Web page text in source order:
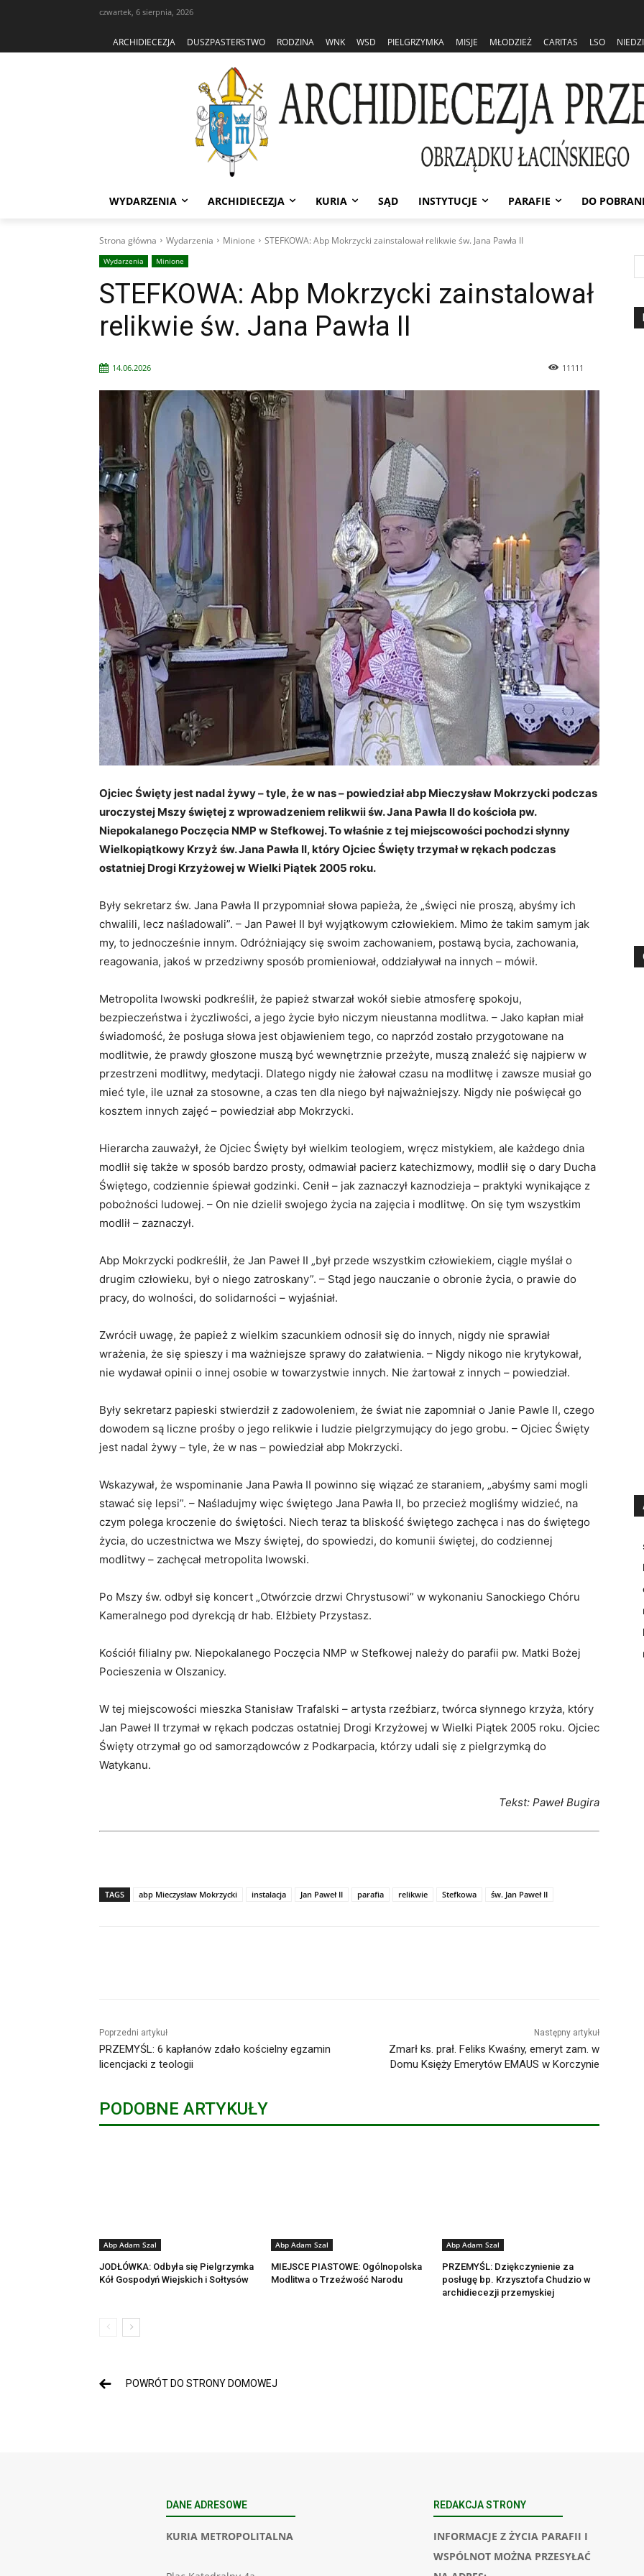
czwartek, 6 sierpnia, 2026
ARCHIDIECEZJA DUSZPASTERSTWO RODZINA WNK WSD PIELGRZYMKA MISJE MŁODZIEŻ CARITAS LSO
WYDARZENIA ARCHIDIECEZJA KURIA SĄD INSTYTUCJE PARAFIE DO
Strona główna Wydarzenia Minione STEFKOWA: Abp Mokrzycki zainstalował relikwie św. Jana Pawła II
Wydarzenia Minione
STEFKOWA: Abp Mokrzycki zainstalował
relikwie św. Jana Pawła II
14.06.2026 11111
Ojciec Święty jest nadal żywy – tyle, że w nas – powiedział abp Mieczysław Mokrzycki podczas
uroczystej Mszy świętej z wprowadzeniem relikwii św. Jana Pawła II do kościoła pw.
Niepokalanego Poczęcia NMP w Stefkowej. To właśnie z tej miejscowości pochodzi słynny
Wielkopiątkowy Krzyż św. Jana Pawła II, który Ojciec Święty trzymał w rękach podczas
ostatniej Drogi Krzyżowej w Wielki Piątek 2005 roku.
Były sekretarz św. Jana Pawła II przypomniał słowa papieża, że „święci nie proszą, abyśmy ich
chwalili, lecz naśladowali”. – Jan Paweł II był wyjątkowym człowiekiem. Mimo że takim samym jak
my, to jednocześnie innym. Odróżniający się swoim zachowaniem, postawą bycia, zachowania,
reagowania, jakoś w przedziwny sposób promieniował, oddziaływał na innych – mówił.
Metropolita lwowski podkreślił, że papież stwarzał wokół siebie atmosferę spokoju,
bezpieczeństwa i życzliwości, a jego życie było niczym nieustanna modlitwa. – Jako kapłan miał
świadomość, że posługa słowa jest objawieniem tego, co naprzód zostało przygotowane na
modlitwie, że prawdy głoszone muszą być wewnętrznie przeżyte, muszą znaleźć się najpierw w
przestrzeni modlitwy, medytacji. Dlatego nigdy nie żałował czasu na modlitwę i zawsze musiał go
mieć tyle, ile uznał za stosowne, a czas ten dla niego był najważniejszy. Nigdy nie poświęcał go
kosztem innych zajęć – powiedział abp Mokrzycki.
Hierarcha zauważył, że Ojciec Święty był wielkim teologiem, wręcz mistykiem, ale każdego dnia
modlił się także w sposób bardzo prosty, odmawiał pacierz katechizmowy, modlił się o dary Ducha
Świętego, codziennie śpiewał godzinki. Cenił – jak zaznaczył kaznodzieja – praktyki wynikające z
pobożności ludowej. – On nie dzielił swojego życia na zajęcia i modlitwę. On się tym wszystkim
modlił – zaznaczył.
Abp Mokrzycki podkreślił, że Jan Paweł II „był przede wszystkim człowiekiem, ciągle myślał o
drugim człowieku, był o niego zatroskany”. – Stąd jego nauczanie o obronie życia, o prawie do
pracy, do wolności, do solidarności – wyjaśniał.
Zwrócił uwagę, że papież z wielkim szacunkiem odnosił się do innych, nigdy nie sprawiał
wrażenia, że się spieszy i ma ważniejsze sprawy do załatwienia. – Nigdy nikogo nie krytykował,
nie wydawał opinii o innej osobie w towarzystwie innych. Nie żartował z innych – powiedział.
Były sekretarz papieski stwierdził z zadowoleniem, że świat nie zapomniał o Janie Pawle II, czego
dowodem są liczne prośby o jego relikwie i ludzie pielgrzymujący do jego grobu. – Ojciec Święty
jest nadal żywy – tyle, że w nas – powiedział abp Mokrzycki.
Wskazywał, że wspominanie Jana Pawła II powinno się wiązać ze staraniem, „abyśmy sami mogli
stawać się lepsi”. – Naśladujmy więc świętego Jana Pawła II, bo przecież mogliśmy widzieć, na
czym polega kroczenie do świętości. Niech teraz ta bliskość świętego zachęca i nas do świętego
życia, do uczestnictwa we Mszy świętej, do spowiedzi, do komunii świętej, do codziennej
modlitwy – zachęcał metropolita lwowski.
Po Mszy św. odbył się koncert „Otwórzcie drzwi Chrystusowi” w wykonaniu Sanockiego Chóru
Kameralnego pod dyrekcją dr hab. Elżbiety Przystasz.
Kościół filialny pw. Niepokalanego Poczęcia NMP w Stefkowej należy do parafii pw. Matki Bożej
Pocieszenia w Olszanicy.
W tej miejscowości mieszka Stanisław Trafalski – artysta rzeźbiarz, twórca słynnego krzyża, który
Jan Paweł II trzymał w rękach podczas ostatniej Drogi Krzyżowej w Wielki Piątek 2005 roku. Ojciec
Święty otrzymał go od samorządowców z Podkarpacia, którzy udali się z pielgrzymką do
Watykanu.
Tekst: Paweł Bugira
TAGS abp Mieczysław Mokrzycki instalacja Jan Paweł II parafia relikwie Stefkowa św. Jan Paweł II
Poprzedni artykuł
PRZEMYŚL: 6 kapłanów zdało kościelny egzamin
licencjacki z teologii
Następny artykuł
Zmarł ks. prał. Feliks Kwaśny, emeryt zam. w
Domu Księży Emerytów EMAUS w Korczynie
PODOBNE ARTYKUŁY
Abp Adam Szal
JODŁÓWKA: Odbyła się Pielgrzymka
Kół Gospodyń Wiejskich i Sołtysów
Abp Adam Szal
MIEJSCE PIASTOWE: Ogólnopolska
Modlitwa o Trzeźwość Narodu
Abp Adam Szal
PRZEMYŚL: Dziękczynienie za
posługę bp. Krzysztofa Chudzio w
archidiecezji przemyskiej
POWRÓT DO STRONY DOMOWEJ
DANE ADRESOWE
KURIA METROPOLITALNA
REDAKCJA STRONY
INFORMACJE Z ŻYCIA PARAFII I
WSPÓLNOT MOŻNA PRZESYŁAĆ